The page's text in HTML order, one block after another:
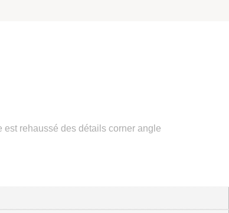
est rehaussé des détails corner angle